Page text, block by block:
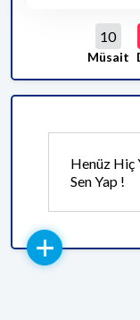
10
Müsait
Henüz Hiç
Sen Yap !